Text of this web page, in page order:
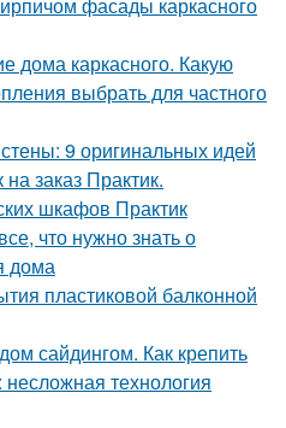
фасады каркасного
дома каркасного. Какую
выбрать для частного
9 оригинальных идей
заказ Практик.
шкафов Практик
что нужно знать о
дома
пластиковой балконной
сайдингом. Как крепить
несложная технология